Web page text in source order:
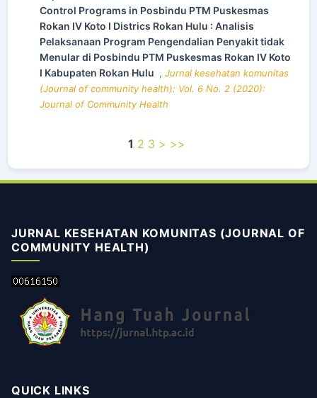
Control Programs in Posbindu PTM Puskesmas
Rokan IV Koto I Districs Rokan Hulu : Analisis
Pelaksanaan Program Pengendalian Penyakit tidak
Menular di Posbindu PTM Puskesmas Rokan IV Koto
I Kabupaten Rokan Hulu , Jurnal kesehatan komunitas
(Journal of community health): Vol. 6 No. 2 (2020):
Journal of Community Health
1 2 3 > >>
JURNAL KESEHATAN KOMUNITAS (JOURNAL OF
COMMUNITY HEALTH)
QUICK LINKS